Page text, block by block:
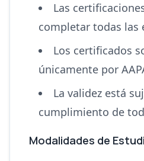
Las
completar todas las
Los certificados
únicamente por
La validez está
cumplimiento de
Modalidades de